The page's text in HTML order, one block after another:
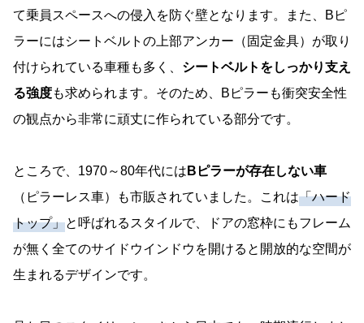
て乗員スペースへの侵入を防ぐ壁となります。また、Bピ
ラーにはシートベルトの上部アンカー（固定金具）が取り
付けられている車種も多く、 シートベルトをしっかり支え
る強度も求められます。そのため、Bピラーも衝突安全性
の観点から非常に頑丈に作られている部分です。
ところで、1970～80年代には Bピラーが存在しない車
（ピラーレス車）も市販されていました。これは「ハード
トップ」と呼ばれるスタイルで、ドアの窓枠にもフレーム
が無く全てのサイドウインドウを開けると開放的な空間が
生まれるデザインです。